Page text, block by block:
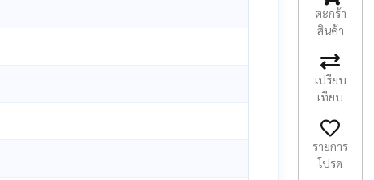
ตะกร้า
สินค้า
เปรียบ
เทียบ
รายการ
โปรด